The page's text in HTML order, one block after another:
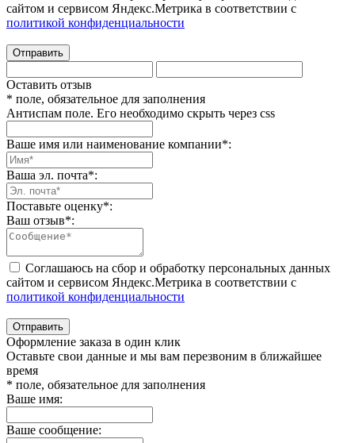
сайтом и сервисом Яндекс.Метрика в соответствии с
политикой конфиденциальности
Отправить
Оставить отзыв
* поле, обязательное для заполнения
Антиспам поле. Его необходимо скрыть через css
Ваше имя или наименование компании*:
Ваша эл. почта*:
Поставьте оценку*:
Ваш отзыв*:
Соглашаюсь на сбор и обработку персональных данных
сайтом и сервисом Яндекс.Метрика в соответствии с
политикой конфиденциальности
Отправить
Оформление заказа в один клик
Оставьте свои данные и мы вам перезвоним в ближайшее
время
* поле, обязательное для заполнения
Ваше имя:
Ваше сообщение: